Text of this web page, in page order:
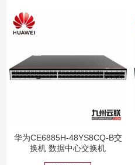
华为CE6885H-48YS8CQ-B交
换机 数据中心交换机